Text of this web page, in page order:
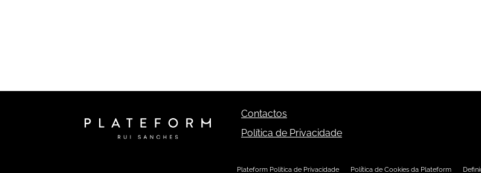
Contactos
Política de Privacidade
Plateform Politica de Privacidade Política de Cookies da Plateform